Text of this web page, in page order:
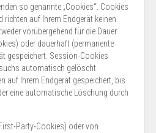
so genannte „Cookies“. Cookies
richten auf Ihrem Endgerät keinen
vorübergehend für die Dauer
oder dauerhaft (permanente
gespeichert. Session-Cookies
automatisch gelöscht.
auf Ihrem Endgerät gespeichert, bis
eine automatische Löschung durch
Party-Cookies) oder von